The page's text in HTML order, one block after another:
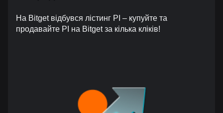
На Bitget відбувся лістинг PI – купуйте та
продавайте PI на Bitget за кілька кліків!